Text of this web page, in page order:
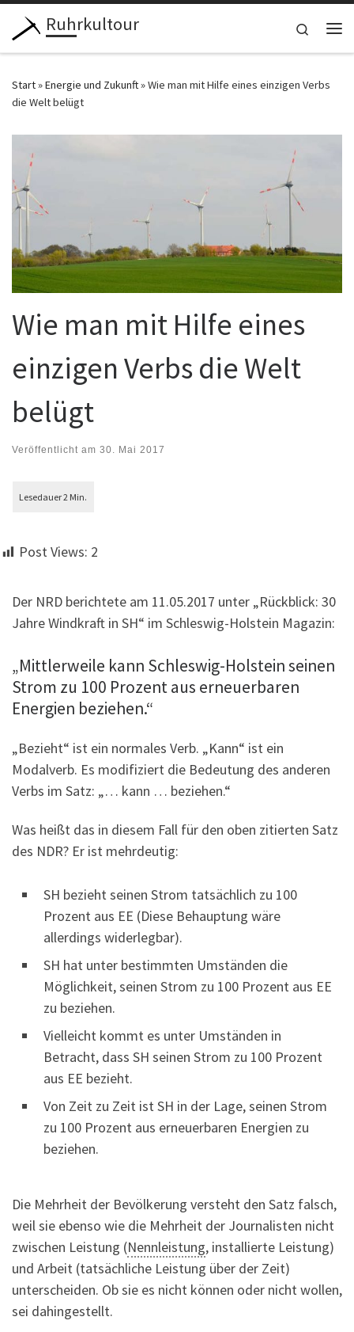
Zum Inhalt springen
Ruhrkultour
Search
Start»Energie und Zukunft»Wie man mit Hilfe eines einzigen Verbs
die Welt belügt
Wie man mit Hilfe eines
einzigen Verbs die Welt
belügt
Veröffentlicht am 30. Mai 2017
Post Views: 2
Der NRD berichtete am 11.05.2017 unter „Rückblick: 30
Jahre Windkraft in SH“ im Schleswig-Holstein Magazin:
„Mittlerweile kann Schleswig-Holstein seinen
Strom zu 100 Prozent aus erneuerbaren
Energien beziehen.“
„Bezieht“ ist ein normales Verb. „Kann“ ist ein
Modalverb. Es modifiziert die Bedeutung des anderen
Verbs im Satz: „… kann … beziehen.“
Was heißt das in diesem Fall für den oben zitierten Satz
des NDR? Er ist mehrdeutig:
SH bezieht seinen Strom tatsächlich zu 100
Prozent aus EE (Diese Behauptung wäre
allerdings widerlegbar).
SH hat unter bestimmten Umständen die
Möglichkeit, seinen Strom zu 100 Prozent aus EE
zu beziehen.
Vielleicht kommt es unter Umständen in
Betracht, dass SH seinen Strom zu 100 Prozent
aus EE bezieht.
Von Zeit zu Zeit ist SH in der Lage, seinen Strom
zu 100 Prozent aus erneuerbaren Energien zu
beziehen.
Die Mehrheit der Bevölkerung versteht den Satz falsch,
weil sie ebenso wie die Mehrheit der Journalisten nicht
zwischen Leistung (Nennleistung, installierte Leistung)
und Arbeit (tatsächliche Leistung über der Zeit)
unterscheiden. Ob sie es nicht können oder nicht wollen,
sei dahingestellt.